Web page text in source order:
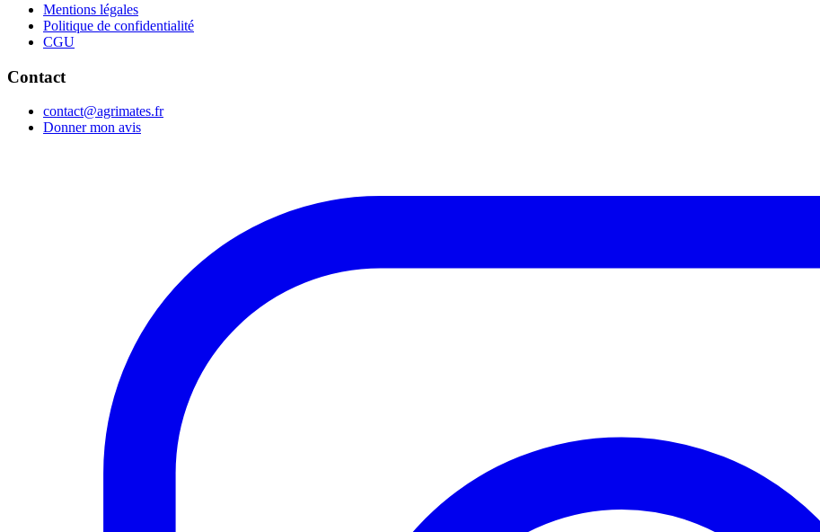
Mentions légales
Politique de confidentialité
CGU
Contact
contact@agrimates.fr
Donner mon avis